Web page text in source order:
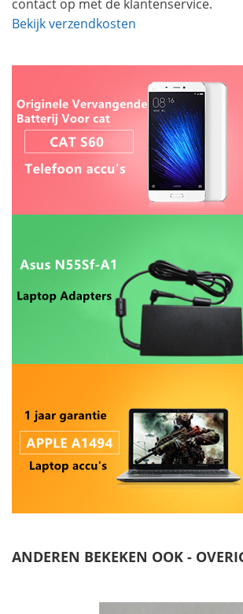
contact op met de klantenservice.
Bekijk verzendkosten
ANDEREN BEKEKEN OOK -